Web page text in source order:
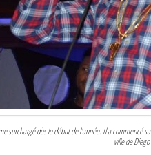
surchargé dès le début de l'année. Il a commencé
ville de